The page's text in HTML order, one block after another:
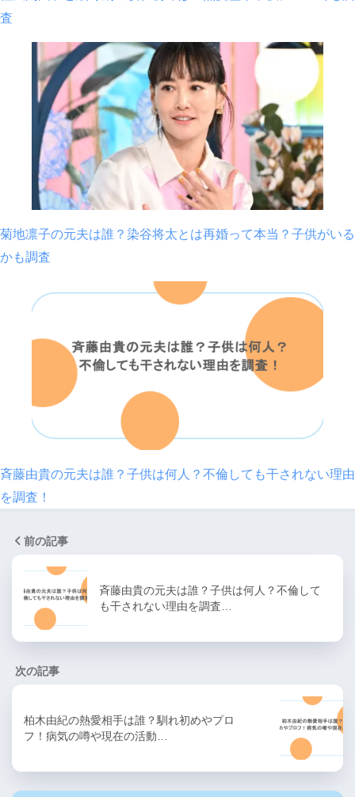
査
菊地凛子の元夫は誰？染谷将太とは再婚って本当？子供がいる
かも調査
斉藤由貴の元夫は誰？子供は何人？不倫しても干されない理由
を調査！
前の記事
斉藤由貴の元夫は誰？子供は何人？不倫して
も干されない理由を調査…
次の記事
柏木由紀の熱愛相手は誰？馴れ初めやプロ
フ！病気の噂や現在の活動…